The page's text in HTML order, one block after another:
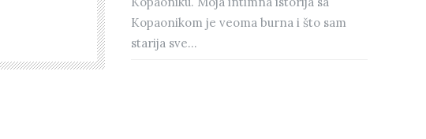
Kopaonikom je veoma burna i što sam
starija sve...